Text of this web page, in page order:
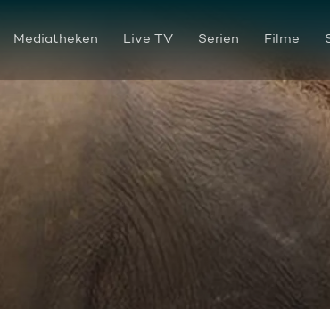
Mediatheken Live TV Serien Filme